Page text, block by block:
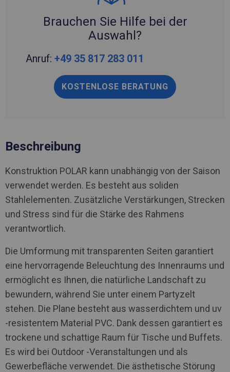
Brauchen Sie Hilfe bei der
Auswahl?
Anruf: +49 35 817 283 011
KOSTENLOSE BERATUNG
Beschreibung
Konstruktion POLAR kann unabhängig von der Saison
verwendet werden. Es besteht aus soliden
Stahlelementen. Zusätzliche Verstärkungen, Strecken
und Stress sind für die Stärke des Rahmens
verantwortlich.
Die Umformung mit transparenten Seiten garantiert
eine hervorragende Beleuchtung des Innenraums und
ermöglicht es Ihnen, die natürliche Landschaft zu
bewundern, während Sie unter einem Partyzelt
stehen. Die Plane besteht aus wasserdichtem und uv
-resistentem Material PVC. Dank dessen garantiert es
trockene und schattige Raum für Tische und Buffets.
Es wird bei Outdoor -Veranstaltungen und als
Gewerbefläche verwendet. Die ästhetische Störung